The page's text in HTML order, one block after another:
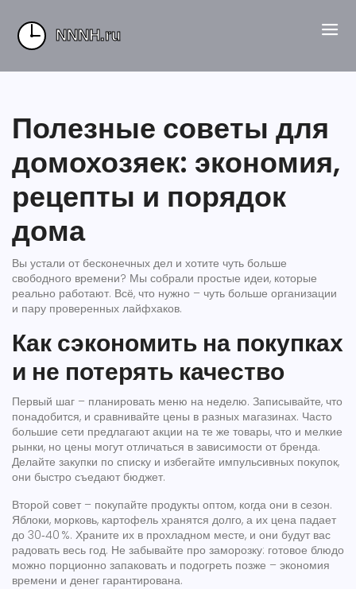
Полезные советы для
домохозяек: экономия,
рецепты и порядок
дома
Вы устали от бесконечных дел и хотите чуть больше
свободного времени? Мы собрали простые идеи, которые
реально работают. Всё, что нужно – чуть больше организации
и пару проверенных лайфхаков.
Как сэкономить на покупках
и не потерять качество
Первый шаг – планировать меню на неделю. Записывайте, что
понадобится, и сравнивайте цены в разных магазинах. Часто
большие сети предлагают акции на те же товары, что и мелкие
рынки, но цены могут отличаться в зависимости от бренда.
Делайте закупки по списку и избегайте импульсивных покупок,
они быстро съедают бюджет.
Второй совет – покупайте продукты оптом, когда они в сезон.
Яблоки, морковь, картофель хранятся долго, а их цена падает
до 30‑40 %. Храните их в прохладном месте, и они будут вас
радовать весь год. Не забывайте про заморозку: готовое блюдо
можно порционно запаковать и подогреть позже – экономия
времени и денег гарантирована.